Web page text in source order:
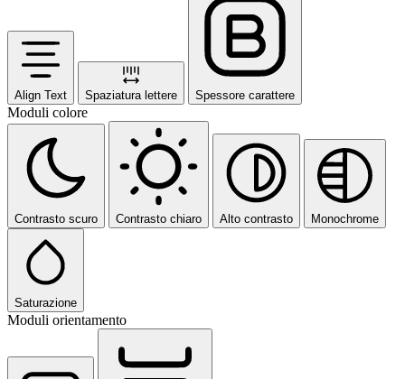
Align Text Spaziatura lettere Spessore carattere
Moduli colore
Contrasto scuro Contrasto chiaro Alto contrasto Monochrome
Saturazione
Moduli orientamento